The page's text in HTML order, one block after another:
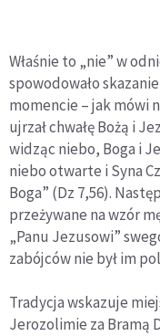
Właśnie to „nie” w
spowodowało
momencie – jak mówi
ujrzał chwałę Bożą i
widząc niebo, Boga i
niebo otwarte i Syna
Boga” (Dz 7,56).
przeżywane na wzór
„Panu Jezusowi”
zabójców nie był im
Tradycja wskazuje
Jerozolimie za Bramą